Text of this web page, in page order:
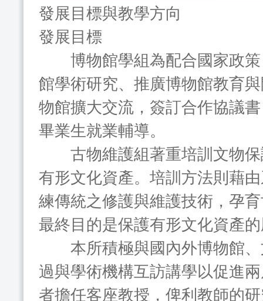
發展目標與教學方向
發展目標
博物館學組為配合國家政策
館學術研究、推廣博物館教育
物館擴大交流，簽訂合作協議
畢業生就業輔導。
古物維護組著重培訓文物保
有形文化資產。培訓方法則藉
練傳統之修護與維護技術，孕
最終目的是保護有形文化資產
本所積極與國內外博物館、
過與學術機構互訪講學以促進
者擔任客座教授，俾利教師的